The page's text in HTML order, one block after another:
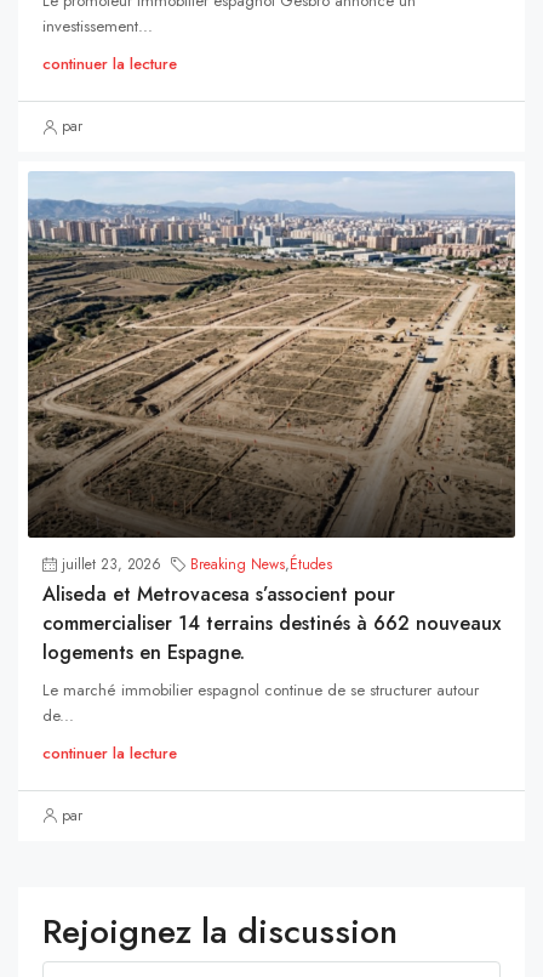
investissement...
continuer la lecture
par
juillet 23, 2026 Breaking News,Études
Aliseda et Metrovacesa s’associent pour
commercialiser 14 terrains destinés à 662 nouveaux
logements en Espagne.
Le marché immobilier espagnol continue de se structurer autour
de...
continuer la lecture
par
Rejoignez la discussion